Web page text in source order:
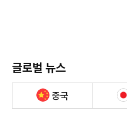
글로벌 뉴스
중국